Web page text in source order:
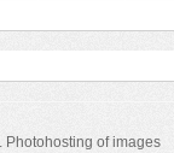
Photohosting of images